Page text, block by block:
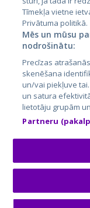
City24.lv
City24.ee
GetaPro.lv
GetaPro.ee
Skelbiu.lt
Autoplius.lt
Aruodas.lt
© 2026 GetaPro.
Tīmekļa vietne
Privātuma politikā.
Mēs un mūsu
nodrošinātu:
Precīzas
skenēšana
un/vai piekļuve
un satura
lietotāju grupām
Partneru